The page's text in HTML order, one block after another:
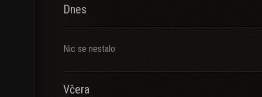
Dnes
Nic se nestalo
Včera